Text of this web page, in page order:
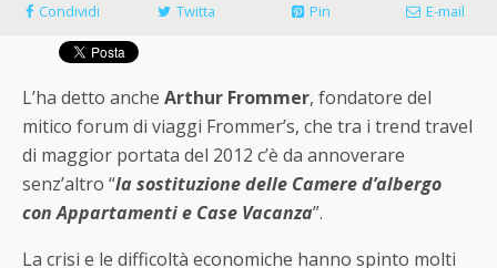
Condividi Twitta Pin E-mail
L’ha detto anche Arthur Frommer, fondatore del
mitico forum di viaggi Frommer’s, che tra i trend travel
di maggior portata del 2012 c’è da annoverare
senz’altro “la sostituzione delle Camere d’albergo
con Appartamenti e Case Vacanza”.
La crisi e le difficoltà economiche hanno spinto molti